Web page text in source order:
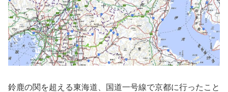
鈴鹿の関を超える東海道、国道一号線で京都に行ったこと